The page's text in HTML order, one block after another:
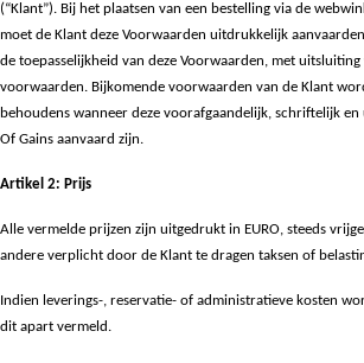
(“Klant”). Bij het plaatsen van een bestelling via de
moet de Klant deze Voorwaarden uitdrukkelijk
de toepasselijkheid van deze Voorwaarden, met uitsluiting
voorwaarden. Bijkomende voorwaarden van de Klant
behoudens wanneer deze voorafgaandelijk, schriftelijk
Of Gains aanvaard zijn.
Artikel 2: Prijs
Alle vermelde prijzen zijn uitgedrukt in EURO, steeds
andere verplicht door de Klant te dragen taksen of
Indien leverings-, reservatie- of administratieve kosten
dit apart vermeld.